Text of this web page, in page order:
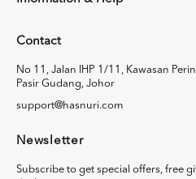
Contact
No 11, Jalan IHP 1/11, Kawasan
Pasir Gudang, Johor
support@hasnuri.com
Newsletter
Subscribe to get special offers, free